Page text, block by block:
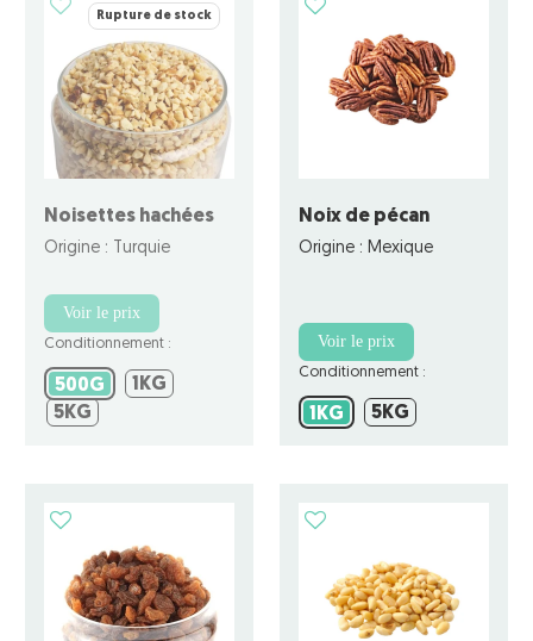
Rupture de stock
Noisettes hachées
Origine : Turquie
Voir le prix
Conditionnement :
500G 500G
1KG
5KG
Noix de pécan
Origine : Mexique
Voir le prix
Conditionnement :
1KG 1KG5KG